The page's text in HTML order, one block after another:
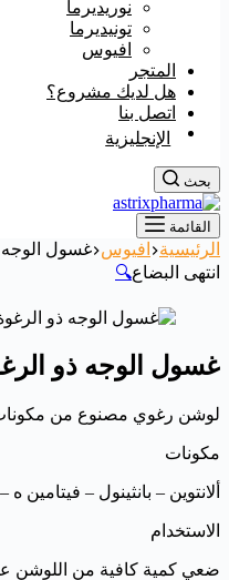
نوريديرما
تونيديرما
افيوس
المتجر
هل لديك مشروع؟
اتصل بنا
الإنجليزية
بحث
القائمة
الرئيسية افيوس غسول الوجه
انتهى البضاع🔍
غسول الوجه ذو
لوشن رغوي مصنوع من مكونات
مكونات
ألانتوين – بانثينول –
الاستخدام
ضعي كمية كافية من اللوشن